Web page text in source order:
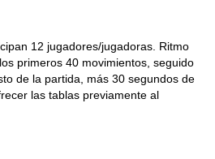
12 jugadores/jugadoras. Ritmo
primeros 40 movimientos, seguido
de la partida, más 30 segundos de
las tablas previamente al